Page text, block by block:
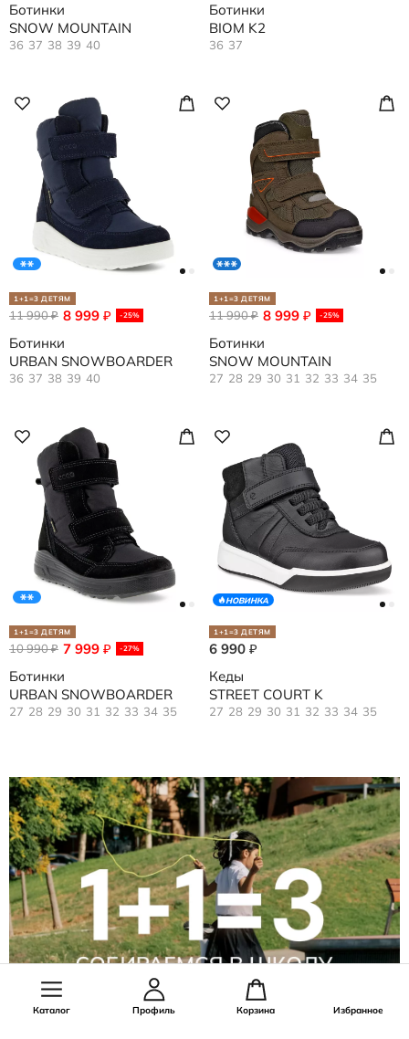
Ботинки
SNOW MOUNTAIN
36 37 38 39 40
Ботинки
BIOM K2
36 37
1+1=3 ДЕТЯМ
8 999 ₽ -25%
11 990₽
Ботинки
URBAN SNOWBOARDER
36 37 38 39 40
1+1=3 ДЕТЯМ
8 999 ₽ -25%
11 990₽
Ботинки
SNOW MOUNTAIN
27 28 29 30 31 32 33 34 35
1+1=3 ДЕТЯМ
7 999 ₽ -27%
10 990₽
Ботинки
URBAN SNOWBOARDER
27 28 29 30 31 32 33 34 35
НОВИНКА
1+1=3 ДЕТЯМ
6 990 ₽
Кеды
STREET COURT K
27 28 29 30 31 32 33 34 35
Каталог Профиль Корзина Избранное